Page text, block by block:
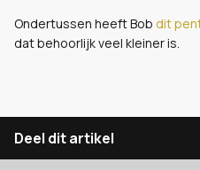
Ondertussen heeft Bob dit
dat behoorlijk veel kleiner is.
Deel dit artikel